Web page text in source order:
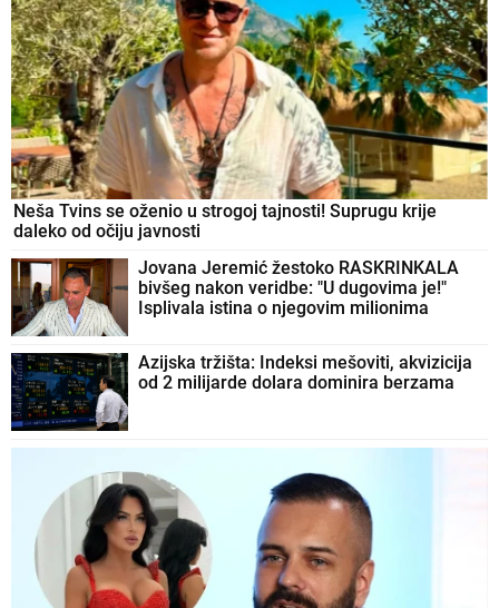
Neša Tvins se oženio u strogoj tajnosti! Suprugu krije
daleko od očiju javnosti
Jovana Jeremić žestoko RASKRINKALA
bivšeg nakon veridbe: "U dugovima je!"
Isplivala istina o njegovim milionima
Azijska tržišta: Indeksi mešoviti, akvizicija
od 2 milijarde dolara dominira berzama